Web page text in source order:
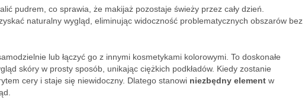
pudrem, co sprawia, że makijaż pozostaje świeży przez cały dzień.
naturalny wygląd, eliminując widoczność problematycznych obszarów bez
lub łączyć go z innymi kosmetykami kolorowymi. To doskonałe
skóry w prosty sposób, unikając ciężkich podkładów. Kiedy zostanie
cery i staje się niewidoczny. Dlatego stanowi niezbędny element w